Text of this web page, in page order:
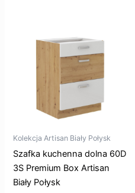
Kolekcja Artisan Biały Połysk
Szafka kuchenna dolna 60D
3S Premium Box Artisan
Biały Połysk